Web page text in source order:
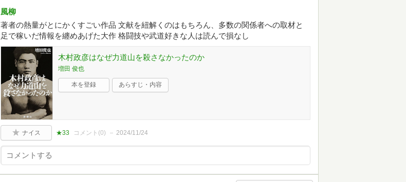
風柳
著者の熱量がとにかくすごい作品 文献を紐解くのはもちろん、多数の関係者への取材と
足で稼いだ情報を纏めあげた大作 格闘技や武道好きな人は読んで損なし
木村政彦はなぜ力道山を殺さなかったのか
増田 俊也
本を登録 あらすじ・内容
ナイス ★33 コメント(0) 2024/11/24